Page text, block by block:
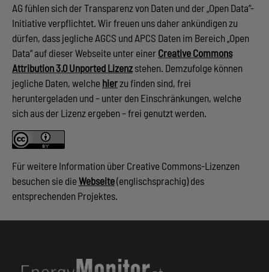
AG fühlen sich der Transparenz von Daten und der „Open Data“-
Initiative verpflichtet. Wir freuen uns daher ankündigen zu
dürfen, dass jegliche AGCS und APCS Daten im Bereich „Open
Data“ auf dieser Webseite unter einer Creative Commons
Attribution 3.0 Unported Lizenz stehen. Demzufolge können
jegliche Daten, welche hierzu finden sind, frei
heruntergeladen und – unter den Einschränkungen, welche
sich aus der Lizenz ergeben – frei genutzt werden.
Für weitere Information über Creative Commons-Lizenzen
besuchen sie dieWebseite(englischsprachig) des
entsprechenden Projektes.